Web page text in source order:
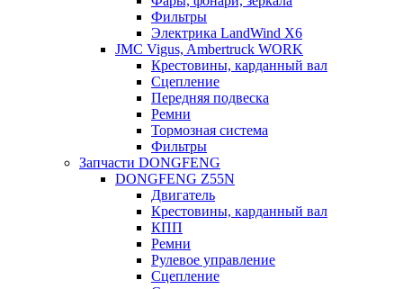
Фильтры
Электрика LandWind X6
JMC Vigus, Ambertruck WORK
Крестовины, карданный вал
Сцепление
Передняя подвеска
Ремни
Тормозная система
Фильтры
Запчасти DONGFENG
DONGFENG Z55N
Двигатель
Крестовины, карданный вал
КПП
Ремни
Рулевое управление
Сцепление